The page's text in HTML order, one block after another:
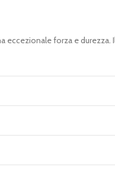
eccezionale forza e